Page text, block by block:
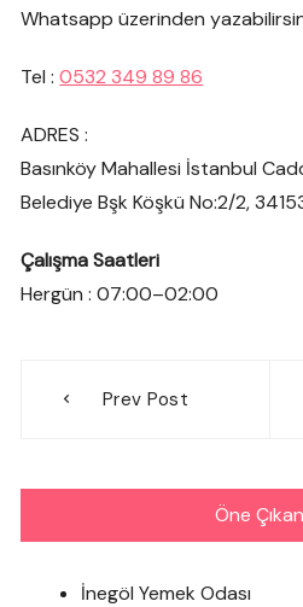
Whatsapp üzerinden
Tel :0532 349 89 86
ADRES :
Basınköy Mahallesi İstanbul
Belediye Bşk Köşkü No:2/2,
Çalışma Saatleri
Hergün : 07:00–02:00
gezinmesi
Prev Post
Öne
İnegöl Yemek Odası